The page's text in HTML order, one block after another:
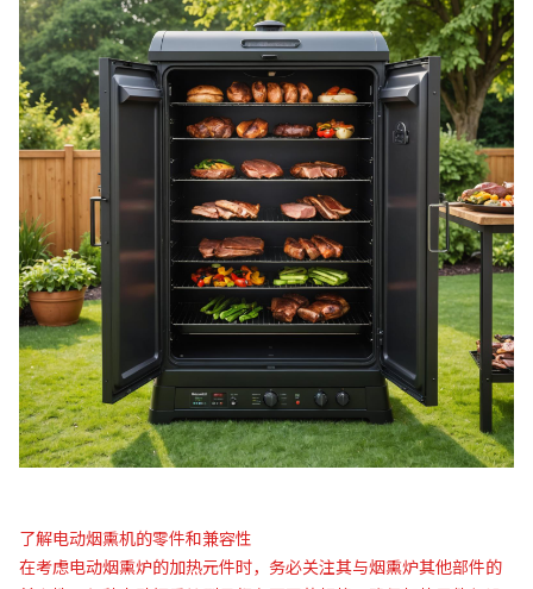
了解电动烟熏机的零件和兼容性
在考虑电动烟熏炉的加热元件时，务必关注其与烟熏炉其他部件的